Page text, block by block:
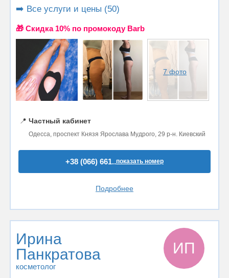
➡️ Все услуги и цены (50)
🎁 Cкидка 10% по промокоду Barb
7 фото
📍 Частный кабинет
Одесса, проспект Князя Ярослава Мудрого, 29 р-н. Киевский
+38 (066) 661..показать номер
Подробнее
Ирина
Панкратова
косметолог
ИП